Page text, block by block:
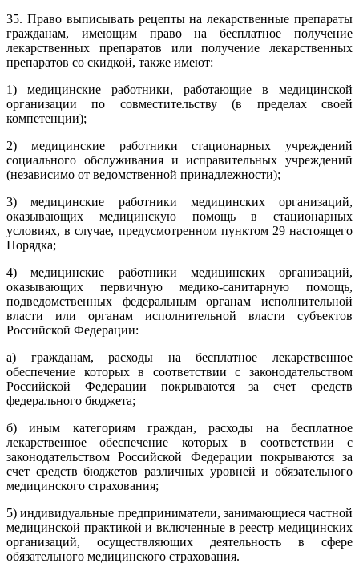
35. Право выписывать рецепты на лекарственные препараты
гражданам, имеющим право на бесплатное получение
лекарственных препаратов или получение лекарственных
препаратов со скидкой, также имеют:
1) медицинские работники, работающие в медицинской
организации по совместительству (в пределах своей
компетенции);
2) медицинские работники стационарных учреждений
социального обслуживания и исправительных учреждений
(независимо от ведомственной принадлежности);
3) медицинские работники медицинских организаций,
оказывающих медицинскую помощь в стационарных
условиях, в случае, предусмотренном пунктом 29 настоящего
Порядка;
4) медицинские работники медицинских организаций,
оказывающих первичную медико-санитарную помощь,
подведомственных федеральным органам исполнительной
власти или органам исполнительной власти субъектов
Российской Федерации:
а) гражданам, расходы на бесплатное лекарственное
обеспечение которых в соответствии с законодательством
Российской Федерации покрываются за счет средств
федерального бюджета;
б) иным категориям граждан, расходы на бесплатное
лекарственное обеспечение которых в соответствии с
законодательством Российской Федерации покрываются за
счет средств бюджетов различных уровней и обязательного
медицинского страхования;
5) индивидуальные предприниматели, занимающиеся частной
медицинской практикой и включенные в реестр медицинских
организаций, осуществляющих деятельность в сфере
обязательного медицинского страхования.